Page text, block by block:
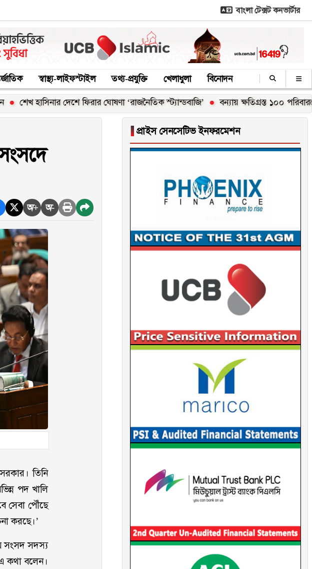
বাংলা টেক্সট কনভার্টার
স্বাস্থ্য-লাইফস্টাইল তথ্য-প্রযুক্তি খেলাধুলা বিনোদন
দেশে ফিরার ঘোষণা ‘রাজনৈতিক স্ট্যান্ডবাজি’ বন্যায় ক্ষতিগ্রস্ত ১০০ পরিবারকে নতুন ঘর
অ+ অ-
তিনি
পদ খালি
সেবা পৌঁছে
করছে।’
সংসদ সদস্য
কথা বলেন।
▐ প্রাইস সেনসেটিভ ইনফরমেশন